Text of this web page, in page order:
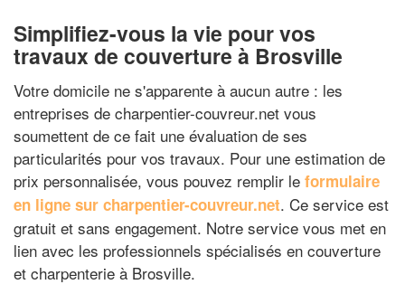
Simplifiez-vous la vie pour vos
travaux de couverture à Brosville
Votre domicile ne s'apparente à aucun autre : les
entreprises de charpentier-couvreur.net vous
soumettent de ce fait une évaluation de ses
particularités pour vos travaux. Pour une estimation de
prix personnalisée, vous pouvez remplir le formulaire
en ligne sur charpentier-couvreur.net. Ce service est
gratuit et sans engagement. Notre service vous met en
lien avec les professionnels spécialisés en couverture
et charpenterie à Brosville.